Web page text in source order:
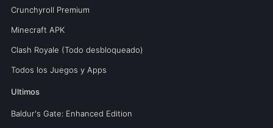
Crunchyroll Premium
Minecraft APK
Clash Royale (Todo desbloqueado)
Todos los Juegos y Apps
Ultimos
Baldur's Gate: Enhanced Edition